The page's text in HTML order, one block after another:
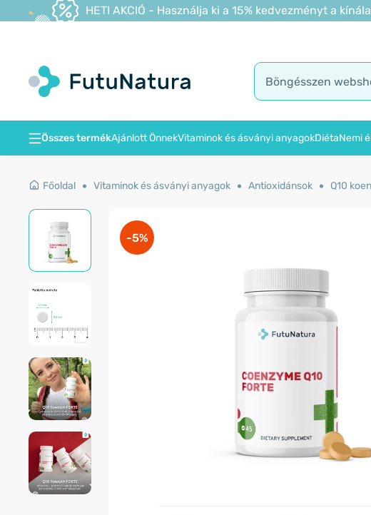
HETI AKCIÓ - Használja ki a 15% kedvezményt a
Összes termékAjánlott ÖnnekVitaminok és ásványi anyagokDiétaNemi
Főoldal Vitaminok és ásványi anyagok Antioxidánsok Q10
-5%